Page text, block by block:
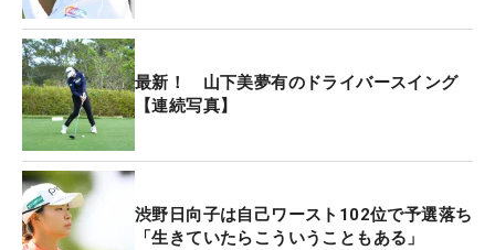
最新！ 山下美夢有のドライバースイング
【連続写真】
渋野日向子は自己ワースト102位で予選落ち
「生きていたらこういうこともある」